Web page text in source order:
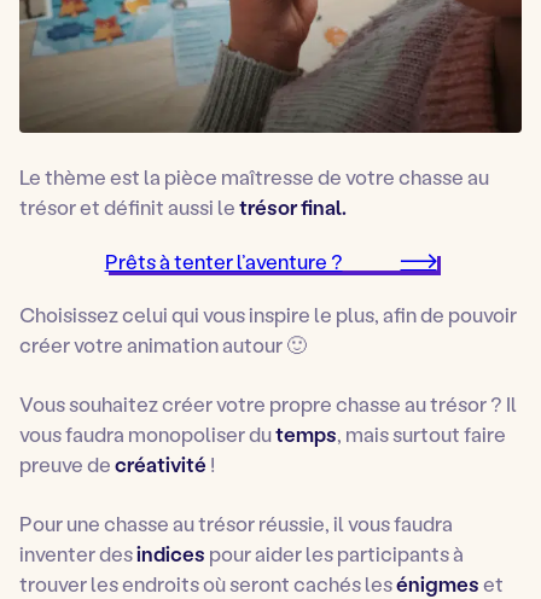
Le thème est la pièce maîtresse de votre chasse au
trésor et définit aussi letrésor final.
Prêts à tenter l’aventure ?
Choisissez celui qui vous inspire le plus, afin de pouvoir
créer votre animation autour 🙂
Vous souhaitez créer votre propre chasse au trésor ? Il
vous faudra monopoliser dutemps, mais surtout faire
preuve decréativité !
Pour une chasse au trésor réussie, il vous faudra
inventer desindices pour aider les participants à
trouver les endroits où seront cachés lesénigmeset